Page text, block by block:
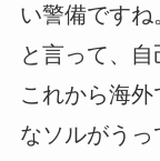
い警備ですね
と言って、自
これから海
なソルがうっ